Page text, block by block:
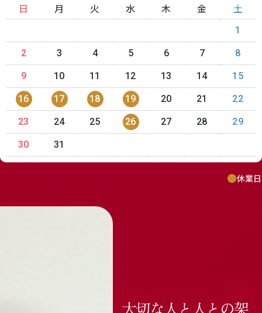
日
月 火 水 木 金 土
1
2 3 4 5 6 7 8
9 10 11 12 13 14 15
16 17 18 19 20 21 22
23 24 25 26 27 28 29
30 31
休業日
大切な人と人との架